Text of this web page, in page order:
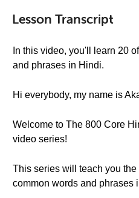
Lesson Transcript
In this video, you'll learn 20
and phrases in Hindi.
Hi everybody, my name is
Welcome to The 800 Core
video series!
This series will teach you
common words and phrases